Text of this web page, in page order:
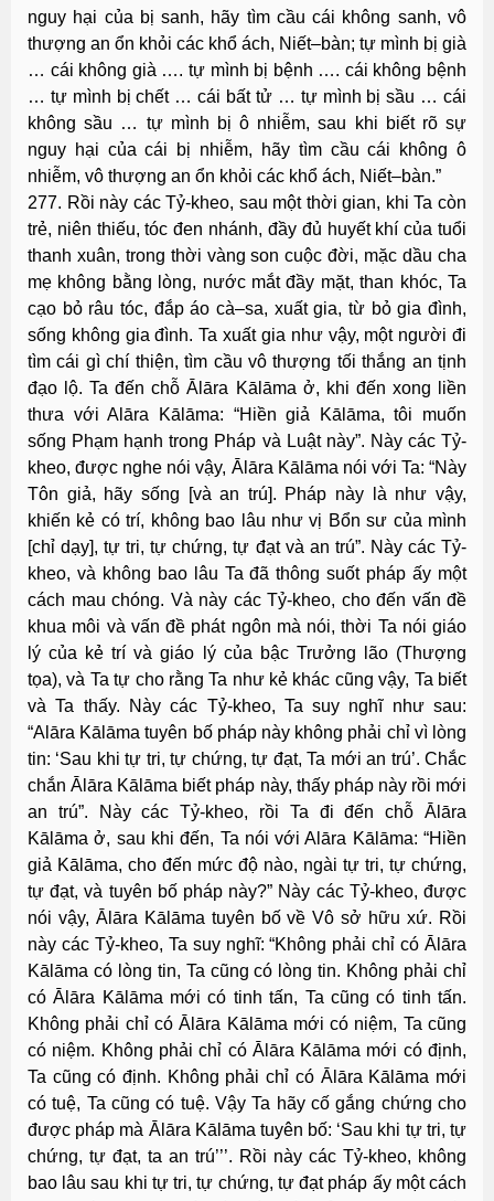
nguy hại của bị sanh, hãy tìm cầu cái không sanh, vô
thượng an ổn khỏi các khổ ách, Niết–bàn; tự mình bị già
… cái không già …. tự mình bị bệnh …. cái không bệnh
… tự mình bị chết … cái bất tử … tự mình bị sầu … cái
không sầu … tự mình bị ô nhiễm, sau khi biết rõ sự
nguy hại của cái bị nhiễm, hãy tìm cầu cái không ô
nhiễm, vô thượng an ổn khỏi các khổ ách, Niết–bàn.”
277. Rồi này các Tỷ-kheo, sau một thời gian, khi Ta còn
trẻ, niên thiếu, tóc đen nhánh, đầy đủ huyết khí của tuổi
thanh xuân, trong thời vàng son cuộc đời, mặc dầu cha
mẹ không bằng lòng, nước mắt đầy mặt, than khóc, Ta
cạo bỏ râu tóc, đắp áo cà–sa, xuất gia, từ bỏ gia đình,
sống không gia đình. Ta xuất gia như vậy, một người đi
tìm cái gì chí thiện, tìm cầu vô thượng tối thắng an tịnh
đạo lộ. Ta đến chỗ Ālāra Kālāma ở, khi đến xong liền
thưa với Alāra Kālāma: “Hiền giả Kālāma, tôi muốn
sống Phạm hạnh trong Pháp và Luật này”. Này các Tỷ-
kheo, được nghe nói vậy, Ālāra Kālāma nói với Ta: “Này
Tôn giả, hãy sống [và an trú]. Pháp này là như vậy,
khiến kẻ có trí, không bao lâu như vị Bổn sư của mình
[chỉ dạy], tự tri, tự chứng, tự đạt và an trú”. Này các Tỷ-
kheo, và không bao lâu Ta đã thông suốt pháp ấy một
cách mau chóng. Và này các Tỷ-kheo, cho đến vấn đề
khua môi và vấn đề phát ngôn mà nói, thời Ta nói giáo
lý của kẻ trí và giáo lý của bậc Trưởng lão (Thượng
tọa), và Ta tự cho rằng Ta như kẻ khác cũng vậy, Ta biết
và Ta thấy. Này các Tỷ-kheo, Ta suy nghĩ như sau:
“Alāra Kālāma tuyên bố pháp này không phải chỉ vì lòng
tin: ‘Sau khi tự tri, tự chứng, tự đạt, Ta mới an trú’. Chắc
chắn Ālāra Kālāma biết pháp này, thấy pháp này rồi mới
an trú”. Này các Tỷ-kheo, rồi Ta đi đến chỗ Ālāra
Kālāma ở, sau khi đến, Ta nói với Alāra Kālāma: “Hiền
giả Kālāma, cho đến mức độ nào, ngài tự tri, tự chứng,
tự đạt, và tuyên bố pháp này?” Này các Tỷ-kheo, được
nói vậy, Ālāra Kālāma tuyên bố về Vô sở hữu xứ. Rồi
này các Tỷ-kheo, Ta suy nghĩ: “Không phải chỉ có Ālāra
Kālāma có lòng tin, Ta cũng có lòng tin. Không phải chỉ
có Ālāra Kālāma mới có tinh tấn, Ta cũng có tinh tấn.
Không phải chỉ có Ālāra Kālāma mới có niệm, Ta cũng
có niệm. Không phải chỉ có Ālāra Kālāma mới có định,
Ta cũng có định. Không phải chỉ có Ālāra Kālāma mới
có tuệ, Ta cũng có tuệ. Vậy Ta hãy cố gắng chứng cho
được pháp mà Ālāra Kālāma tuyên bố: ‘Sau khi tự tri, tự
chứng, tự đạt, ta an trú’’’. Rồi này các Tỷ-kheo, không
bao lâu sau khi tự tri, tự chứng, tự đạt pháp ấy một cách